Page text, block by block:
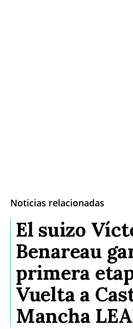
Noticias relacionadas
El suizo
Benareau
primera
Vuelta a
Mancha